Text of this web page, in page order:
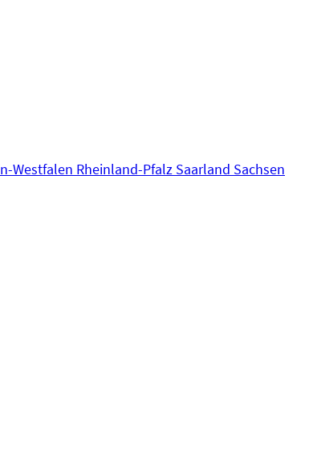
Westfalen Rheinland-Pfalz Saarland Sachsen